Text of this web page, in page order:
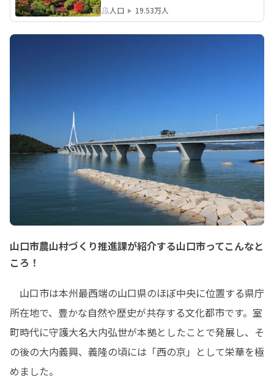
人口 19.53万人
山口市農山村づくり推進課が紹介する山口市ってこんなと
ころ！
山口市は本州最西端の山口県のほぼ中央に位置する県庁
所在地で、豊かな自然や歴史が共存する文化都市です。室
町時代に守護大名大内弘世が本拠としたことで発展し、そ
の後の大内義興、義隆の頃には「西の京」として栄華を極
めました。